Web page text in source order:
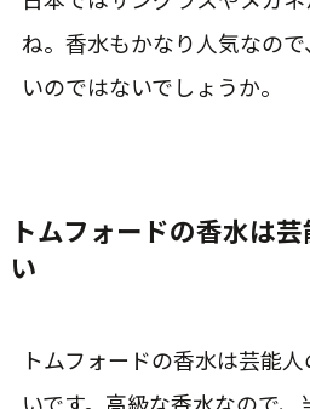
ね。香水もかなり人気なの
いのではないでしょうか。
トムフォードの香水は
い
トムフォードの香水は芸能